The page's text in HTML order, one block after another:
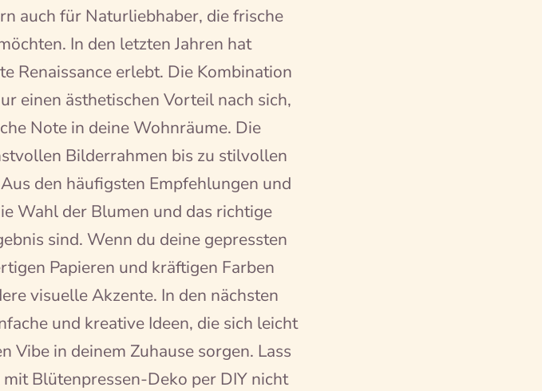
auch für Naturliebhaber, die frische
In den letzten Jahren hat
Renaissance erlebt. Die Kombination
einen ästhetischen Vorteil nach sich,
Note in deine Wohnräume. Die
Bilderrahmen bis zu stilvollen
den häufigsten Empfehlungen und
Wahl der Blumen und das richtige
sind. Wenn du deine gepressten
Papieren und kräftigen Farben
visuelle Akzente. In den nächsten
und kreative Ideen, die sich leicht
Vibe in deinem Zuhause sorgen. Lass
Blütenpressen-Deko per DIY nicht